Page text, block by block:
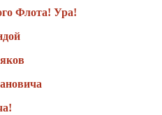
Флота! Ура!